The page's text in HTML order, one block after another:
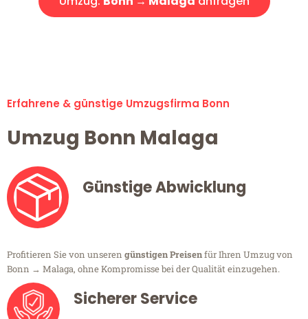
Erfahrene & günstige Umzugsfirma Bonn
Umzug Bonn Malaga
Günstige Abwicklung
Profitieren Sie von unseren günstigen Preisenfür Ihren Umzug von
Bonn → Malaga, ohne Kompromisse bei der Qualität einzugehen.
Sicherer Service